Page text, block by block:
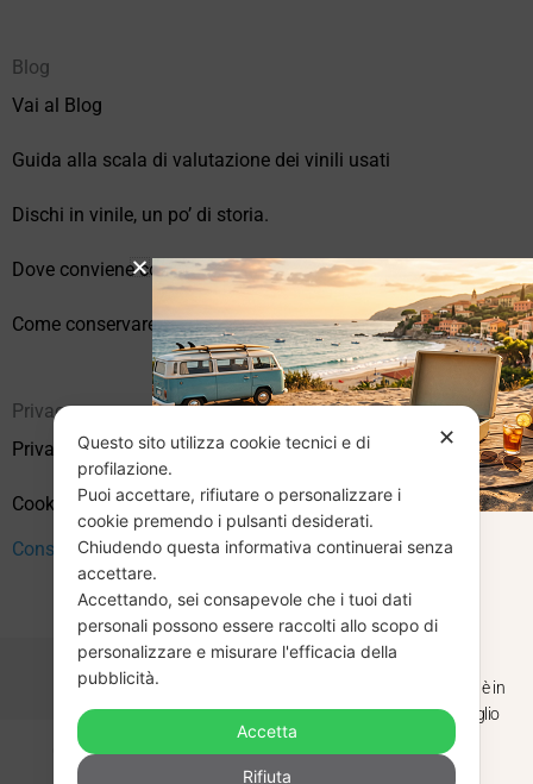
Blog
Vai al Blog
Guida alla scala di valutazione dei vinili usati
Dischi in vinile, un po’ di storia.
Dove conviene comprare vinili online?
Come conservare correttamente i vinili usati
Privacy
Privacy Policy
Cookie Policy (UE)
Consenso
Copyright © 2026 Vendita Vinili Usati | P.IVA 12240940960
✕
Questo sito utilizza cookie tecnici e di
profilazione.
Puoi accettare, rifiutare o personalizzare i
cookie premendo i pulsanti desiderati.
Chiudendo questa informativa continuerai senza
accettare.
Accettando, sei consapevole che i tuoi dati
personali possono essere raccolti allo scopo di
personalizzare e misurare l'efficacia della
pubblicità.
Accetta
Rifiuta
CHIUSURA
ESTIVA
Dal 29 luglio al 31 agosto venditaviniliusati.it è in
pausa estiva. Gli ordini ricevuti entro il 29 luglio
saranno spediti regolarmente.